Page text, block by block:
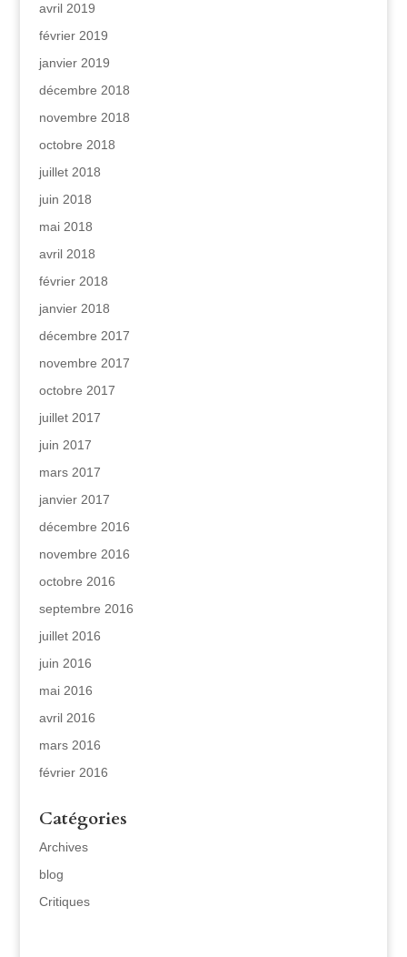
avril 2019
février 2019
janvier 2019
décembre 2018
novembre 2018
octobre 2018
juillet 2018
juin 2018
mai 2018
avril 2018
février 2018
janvier 2018
décembre 2017
novembre 2017
octobre 2017
juillet 2017
juin 2017
mars 2017
janvier 2017
décembre 2016
novembre 2016
octobre 2016
septembre 2016
juillet 2016
juin 2016
mai 2016
avril 2016
mars 2016
février 2016
Catégories
Archives
blog
Critiques